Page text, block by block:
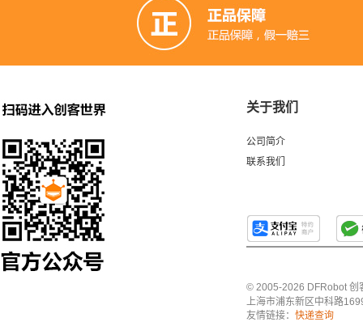
关于我们
公司简介
联系我们
© 2005-2026 DFRobot 创
上海市浦东新区中科路
友情链接： 快递查询